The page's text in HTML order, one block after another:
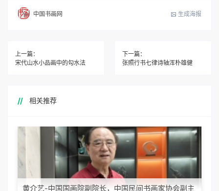
中国书画网 生成海报
上一篇：
宋代山水小品画中的勾水法
下一篇：
张照行书七律诗轴浑朴雄健
相关推荐
黄介艺-中国国画院副院长，中国民间书画家协会副主